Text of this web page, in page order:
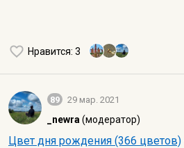
Нравится: 3
89 29 мар. 2021
_newra (модератор)
Цвет дня рождения (366 цветов)